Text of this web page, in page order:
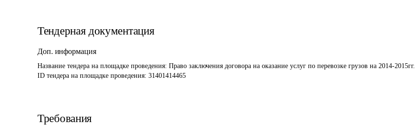
Тендерная документация
Доп. информация
Название тендера на площадке проведения: Право заключения договора на оказание услуг по перевозке грузов на 2014-2015гг.
ID тендера на площадке проведения: 31401414465
Требования